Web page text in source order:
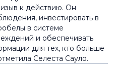
к действию. Он
инвестировать в
в системе
и обеспечивать
для тех, кто больше
Селеста Сауло.